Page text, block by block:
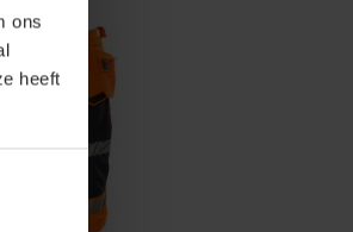
ons
heeft